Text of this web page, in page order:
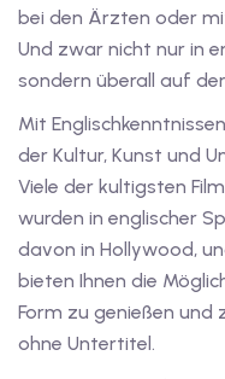
mit
Deutschkurse mit
Deutschkurse mit
mit Gutschein
bei den Ärzten oder
Und zwar nicht nur in
sondern überall auf
Mit
der Kultur, Kunst und
Viele der kultigsten
wurden in englischer
davon in Hollywood,
bieten Ihnen die
Form zu genießen
ohne Untertitel.